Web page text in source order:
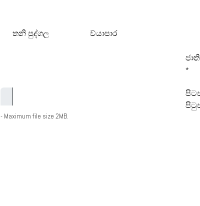
තනි පුද්ගල ව්යාපාර
*
- Maximum file size 2MB.